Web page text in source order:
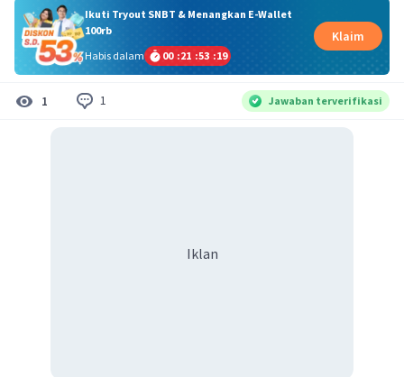
Ikuti Tryout SNBT & Menangkan E-Wallet
100rb
Habis dalam
00 :21 :53 :19
Klaim
1 1 Jawaban terverifikasi
Iklan